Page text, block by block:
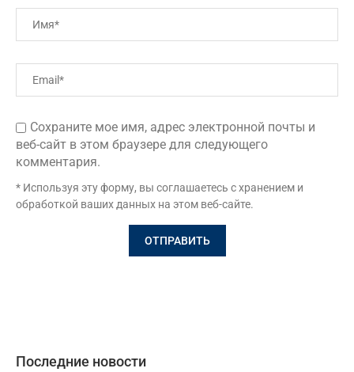
Сохраните мое имя, адрес электронной почты и
веб-сайт в этом браузере для следующего
комментария.
* Используя эту форму, вы соглашаетесь с хранением и
обработкой ваших данных на этом веб-сайте.
Последние новости